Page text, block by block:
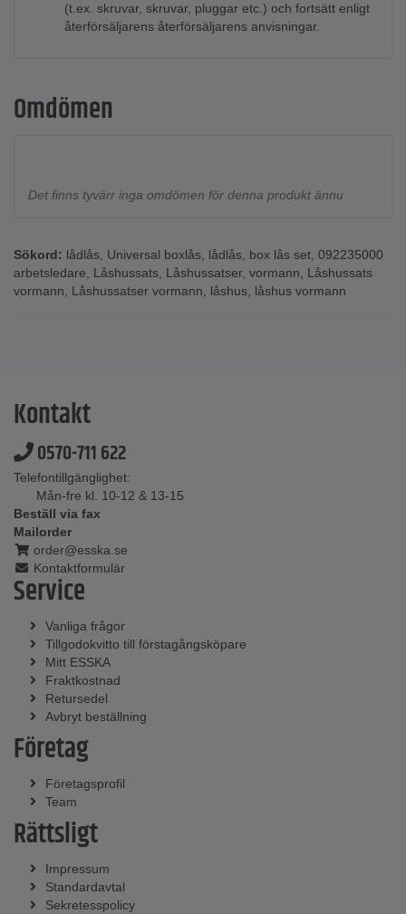
(t.ex. skruvar, skruvar, pluggar etc.) och fortsätt enligt
återförsäljarens återförsäljarens anvisningar.
Omdömen
Det finns tyvärr inga omdömen för denna produkt ännu
Sökord: lådlås, Universal boxlås, lådlås, box lås set, 092235000
arbetsledare, Låshussats, Låshussatser, vormann, Låshussats
vormann, Låshussatser vormann, låshus, låshus vormann
Kontakt
0570-711 622
Telefontillgänglighet:
Mån-fre kl. 10-12 & 13-15
Beställ via fax
Mailorder
order@esska.se
Kontaktformulär
Service
Vanliga frågor
Tillgodokvitto till förstagångsköpare
Mitt ESSKA
Fraktkostnad
Retursedel
Avbryt beställning
Företag
Företagsprofil
Team
Rättsligt
Impressum
Standardavtal
Sekretesspolicy